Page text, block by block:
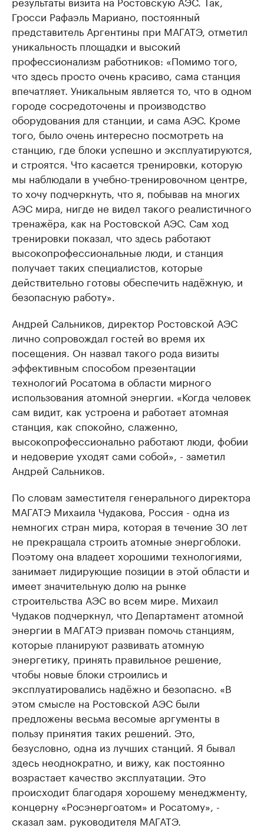
Гросси Рафаэль Мариано, постоянный
представитель Аргентины при МАГАТЭ, отметил
уникальность площадки и высокий
профессионализм работников: «Помимо того,
что здесь просто очень красиво, сама станция
впечатляет. Уникальным является то, что в одном
городе сосредоточены и производство
оборудования для станции, и сама АЭС. Кроме
того, было очень интересно посмотреть на
станцию, где блоки успешно и эксплуатируются,
и строятся. Что касается тренировки, которую
мы наблюдали в учебно-тренировочном центре,
то хочу подчеркнуть, что я, побывав на многих
АЭС мира, нигде не видел такого реалистичного
тренажёра, как на Ростовской АЭС. Сам ход
тренировки показал, что здесь работают
высокопрофессиональные люди, и станция
получает таких специалистов, которые
действительно готовы обеспечить надёжную, и
безопасную работу».
Андрей Сальников, директор Ростовской АЭС
лично сопровождал гостей во время их
посещения. Он назвал такого рода визиты
эффективным способом презентации
технологий Росатома в области мирного
использования атомной энергии. «Когда человек
сам видит, как устроена и работает атомная
станция, как спокойно, слаженно,
высокопрофессионально работают люди, фобии
и недоверие уходят сами собой», - заметил
Андрей Сальников.
По словам заместителя генерального директора
МАГАТЭ Михаила Чудакова, Россия - одна из
немногих стран мира, которая в течение 30 лет
не прекращала строить атомные энергоблоки.
Поэтому она владеет хорошими технологиями,
занимает лидирующие позиции в этой области и
имеет значительную долю на рынке
строительства АЭС во всем мире. Михаил
Чудаков подчеркнул, что Департамент атомной
энергии в МАГАТЭ призван помочь станциям,
которые планируют развивать атомную
энергетику, принять правильное решение,
чтобы новые блоки строились и
эксплуатировались надёжно и безопасно. «В
этом смысле на Ростовской АЭС были
предложены весьма весомые аргументы в
пользу принятия таких решений. Это,
безусловно, одна из лучших станций. Я бывал
здесь неоднократно, и вижу, как постоянно
возрастает качество эксплуатации. Это
происходит благодаря хорошему менеджменту,
концерну «Росэнергоатом» и Росатому», -
сказал зам. руководителя МАГАТЭ.